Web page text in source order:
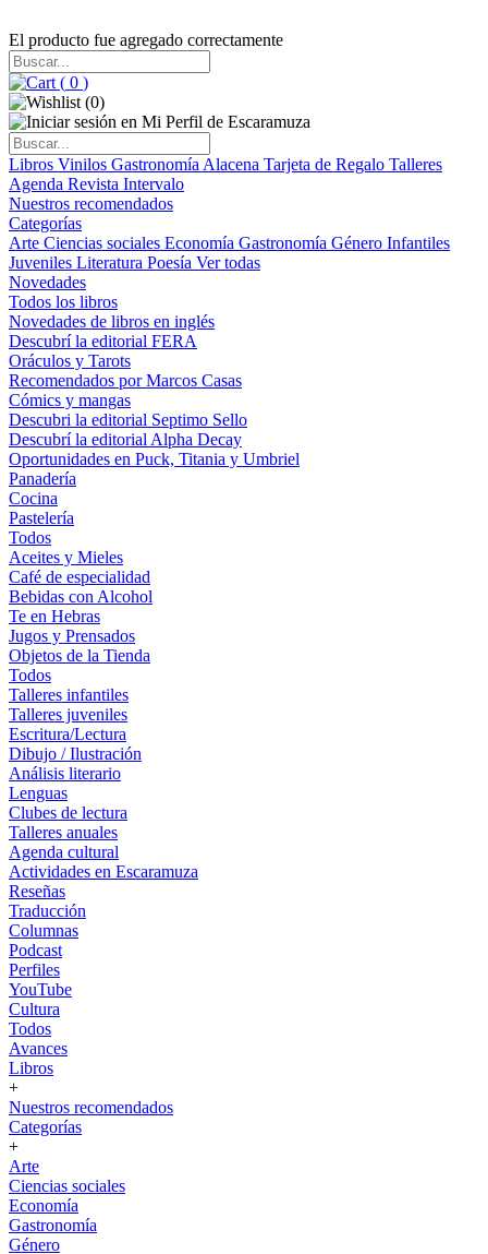
El producto fue agregado correctamente
( 0 )
(0)
Libros Vinilos Gastronomía Alacena Tarjeta de Regalo Talleres
Agenda Revista Intervalo
Nuestros recomendados
Categorías
Arte Ciencias sociales Economía Gastronomía Género Infantiles
Juveniles Literatura Poesía Ver todas
Novedades
Todos los libros
Novedades de libros en inglés
Descubrí la editorial FERA
Oráculos y Tarots
Recomendados por Marcos Casas
Cómics y mangas
Descubri la editorial Septimo Sello
Descubrí la editorial Alpha Decay
Oportunidades en Puck, Titania y Umbriel
Panadería
Cocina
Pastelería
Todos
Aceites y Mieles
Café de especialidad
Bebidas con Alcohol
Te en Hebras
Jugos y Prensados
Objetos de la Tienda
Todos
Talleres infantiles
Talleres juveniles
Escritura/Lectura
Dibujo / Ilustración
Análisis literario
Lenguas
Clubes de lectura
Talleres anuales
Agenda cultural
Actividades en Escaramuza
Reseñas
Traducción
Columnas
Podcast
Perfiles
YouTube
Cultura
Todos
Avances
Libros
+
Nuestros recomendados
Categorías
+
Arte
Ciencias sociales
Economía
Gastronomía
Género